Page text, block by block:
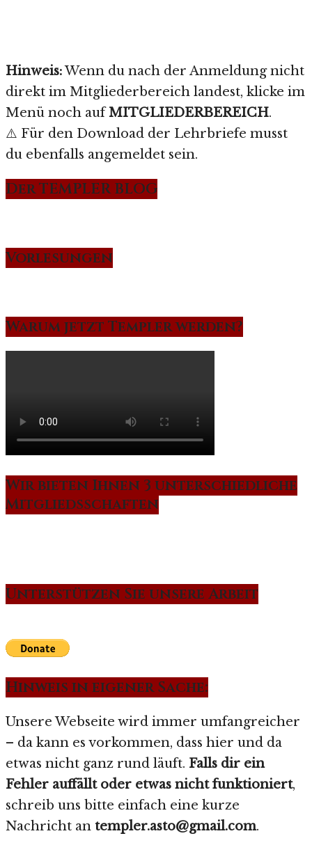
Hinweis:Wenn du nach der Anmeldung nicht
direkt im Mitgliederbereich landest, klicke im
Menü noch aufMITGLIEDERBEREICH.
⚠️ Für den Download der Lehrbriefe musst
du ebenfalls angemeldet sein.
Der TEMPLER BLOG
Vorlesungen
Warum jetzt Templer werden?
Wir bieten Ihnen 3 unterschiedliche
Mitgliedsschaften
Unterstützen Sie unsere Arbeit
Hinweis in eigener Sache:
Unsere Webseite wird immer umfangreicher
– da kann es vorkommen, dass hier und da
etwas nicht ganz rund läuft. Falls dir ein
Fehler auffällt oder etwas nicht funktioniert,
schreib uns bitte einfach eine kurze
Nachricht an templer.asto@gmail.com.